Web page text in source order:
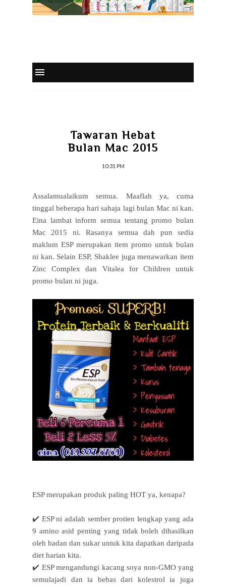
Tawaran Hebat
Bulan Mac 2015
10:31 PM
Assalamualaikum semua. Maaflah ya, cuma
tinggal beberapa hari sahaja lagi bulan Mac ni kan.
Eina lambat inform semua tentang promo bulan
Mac 2015 ni. Rasanya semua dah pun sedia
maklum ESP merupakan item promo untuk bulan
ni kan. Selain ESP, Shaklee juga menawarkan item
Zinc Complex dan Vitalea for Children untuk
promo bulan ni juga.
ESP merupakan produk paling HOT ya, kenapa?
✔️ ESP ni adalah sember protien lengkap yang ada
9 amino asid penting yang tidak boleh dihasilkan
oleh badan dan sukar untuk kita dapatkan daripada
diet harian kita.
✔️ ESP mengandungi kacang soya non-GMO yang
semulajadi dan ia bebas dari kolestrol ia juga